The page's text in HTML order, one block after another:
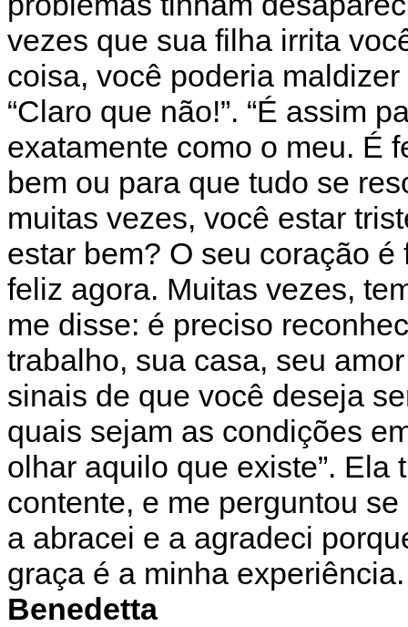
vezes que sua filha irrita
coisa, você poderia
“Claro que não!”. “É assim
exatamente como o meu. É
bem ou para que tudo se
muitas vezes, você estar
estar bem? O seu coração
feliz agora. Muitas vezes,
me disse: é preciso
trabalho, sua casa, seu
sinais de que você deseja
quais sejam as condições
olhar aquilo que existe”. Ela
contente, e me perguntou
a abracei e a agradeci
graça é a minha experiência.
Benedetta